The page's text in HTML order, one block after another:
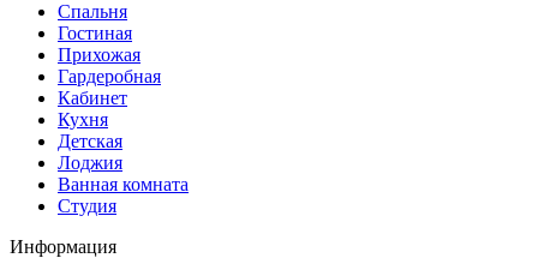
Спальня
Гостиная
Прихожая
Гардеробная
Кабинет
Кухня
Детская
Лоджия
Ванная комната
Студия
Информация